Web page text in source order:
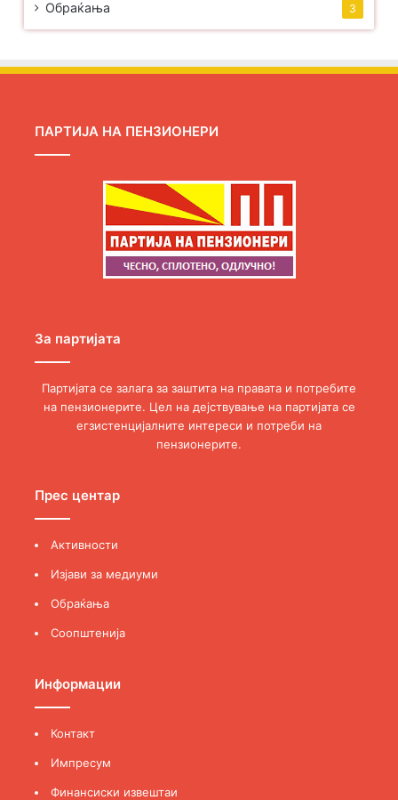
Обраќања 3
ПАРТИЈА НА ПЕНЗИОНЕРИ
За партијата
Партијата се залага за заштита на правата и потребите
на пензионерите. Цел на дејствување на партијата се
егзистенцијалните интереси и потреби на
пензионерите.
Прес центар
Активности
Изјави за медиуми
Обраќања
Соопштенија
Информации
Контакт
Импресум
Финансиски извештаи